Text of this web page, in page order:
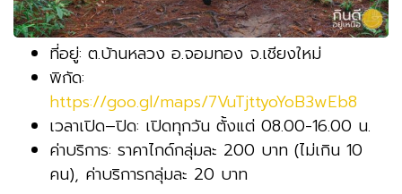
ที่อยู่: ต.บ้านหลวง อ.จอมทอง จ.เชียงใหม่
พิกัด:
https://goo.gl/maps/7VuTjttyoYoB3wEb8
เวลาเปิด–ปิด: เปิดทุกวัน ตั้งแต่ 08.00-16.00 น.
ค่าบริการ: ราคาไกด์กลุ่มละ 200 บาท (ไม่เกิน 10
คน), ค่าบริการกลุ่มละ 20 บาท